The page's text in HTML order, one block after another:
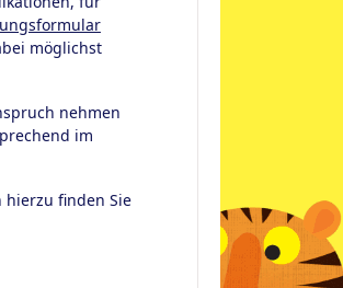
möglichst
nehmen
im
finden Sie